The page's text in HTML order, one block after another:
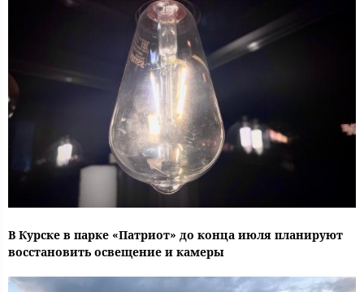
В Курске в парке «Патриот» до конца июля планируют
восстановить освещение и камеры